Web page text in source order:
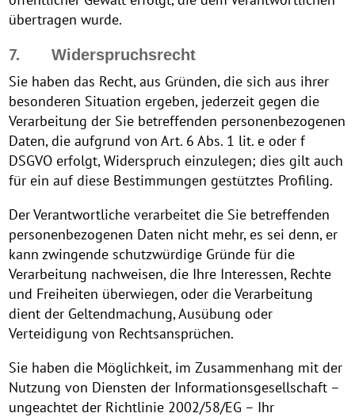
übertragen wurde.
7. Widerspruchsrecht
Sie haben das Recht, aus Gründen, die sich aus ihrer
besonderen Situation ergeben, jederzeit gegen die
Verarbeitung der Sie betreffenden personenbezogenen
Daten, die aufgrund von Art. 6 Abs. 1 lit. e oder f
DSGVO erfolgt, Widerspruch einzulegen; dies gilt auch
für ein auf diese Bestimmungen gestütztes Profiling.
Der Verantwortliche verarbeitet die Sie betreffenden
personenbezogenen Daten nicht mehr, es sei denn, er
kann zwingende schutzwürdige Gründe für die
Verarbeitung nachweisen, die Ihre Interessen, Rechte
und Freiheiten überwiegen, oder die Verarbeitung
dient der Geltendmachung, Ausübung oder
Verteidigung von Rechtsansprüchen.
Sie haben die Möglichkeit, im Zusammenhang mit der
Nutzung von Diensten der Informationsgesellschaft –
ungeachtet der Richtlinie 2002/58/EG – Ihr